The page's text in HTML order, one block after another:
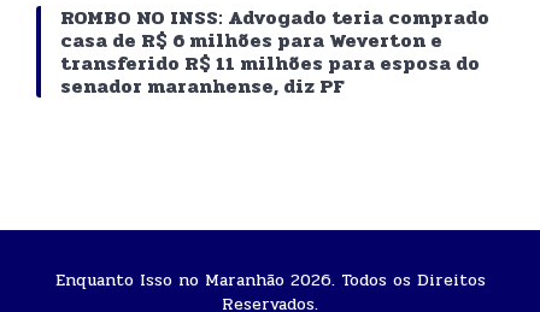
ROMBO NO INSS: Advogado teria comprado
casa de R$ 6 milhões para Weverton e
transferido R$ 11 milhões para esposa do
senador maranhense, diz PF
Enquanto Isso no Maranhão 2026. Todos os Direitos
Reservados.